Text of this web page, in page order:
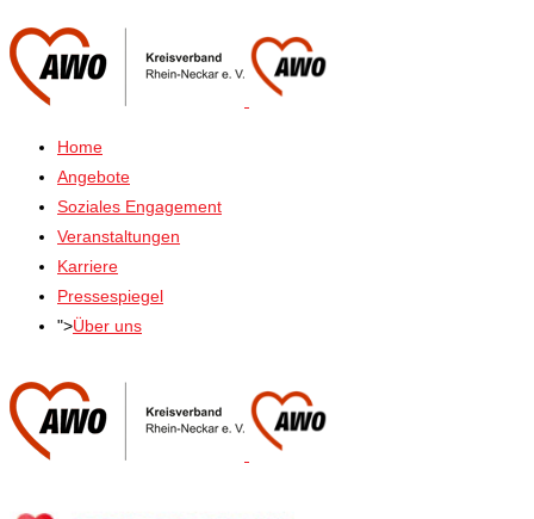
Home
Angebote
Soziales Engagement
Veranstaltungen
Karriere
Pressespiegel
">Über uns